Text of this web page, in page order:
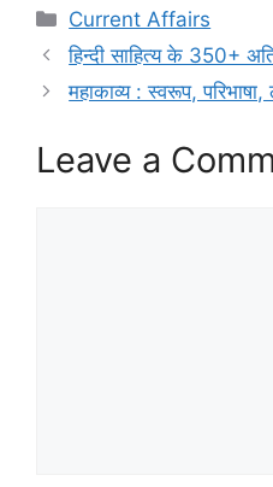
Categories
Current Affairs
हिन्दी साहित्य के 350+
महाकाव्य : स्वरूप,
Leave a